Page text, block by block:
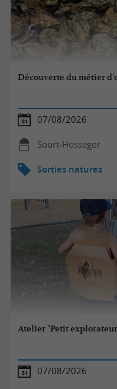
Découverte du métier
07/08/2026
Soort-Hossegor
Sorties natures
Atelier "Petit
07/08/2026